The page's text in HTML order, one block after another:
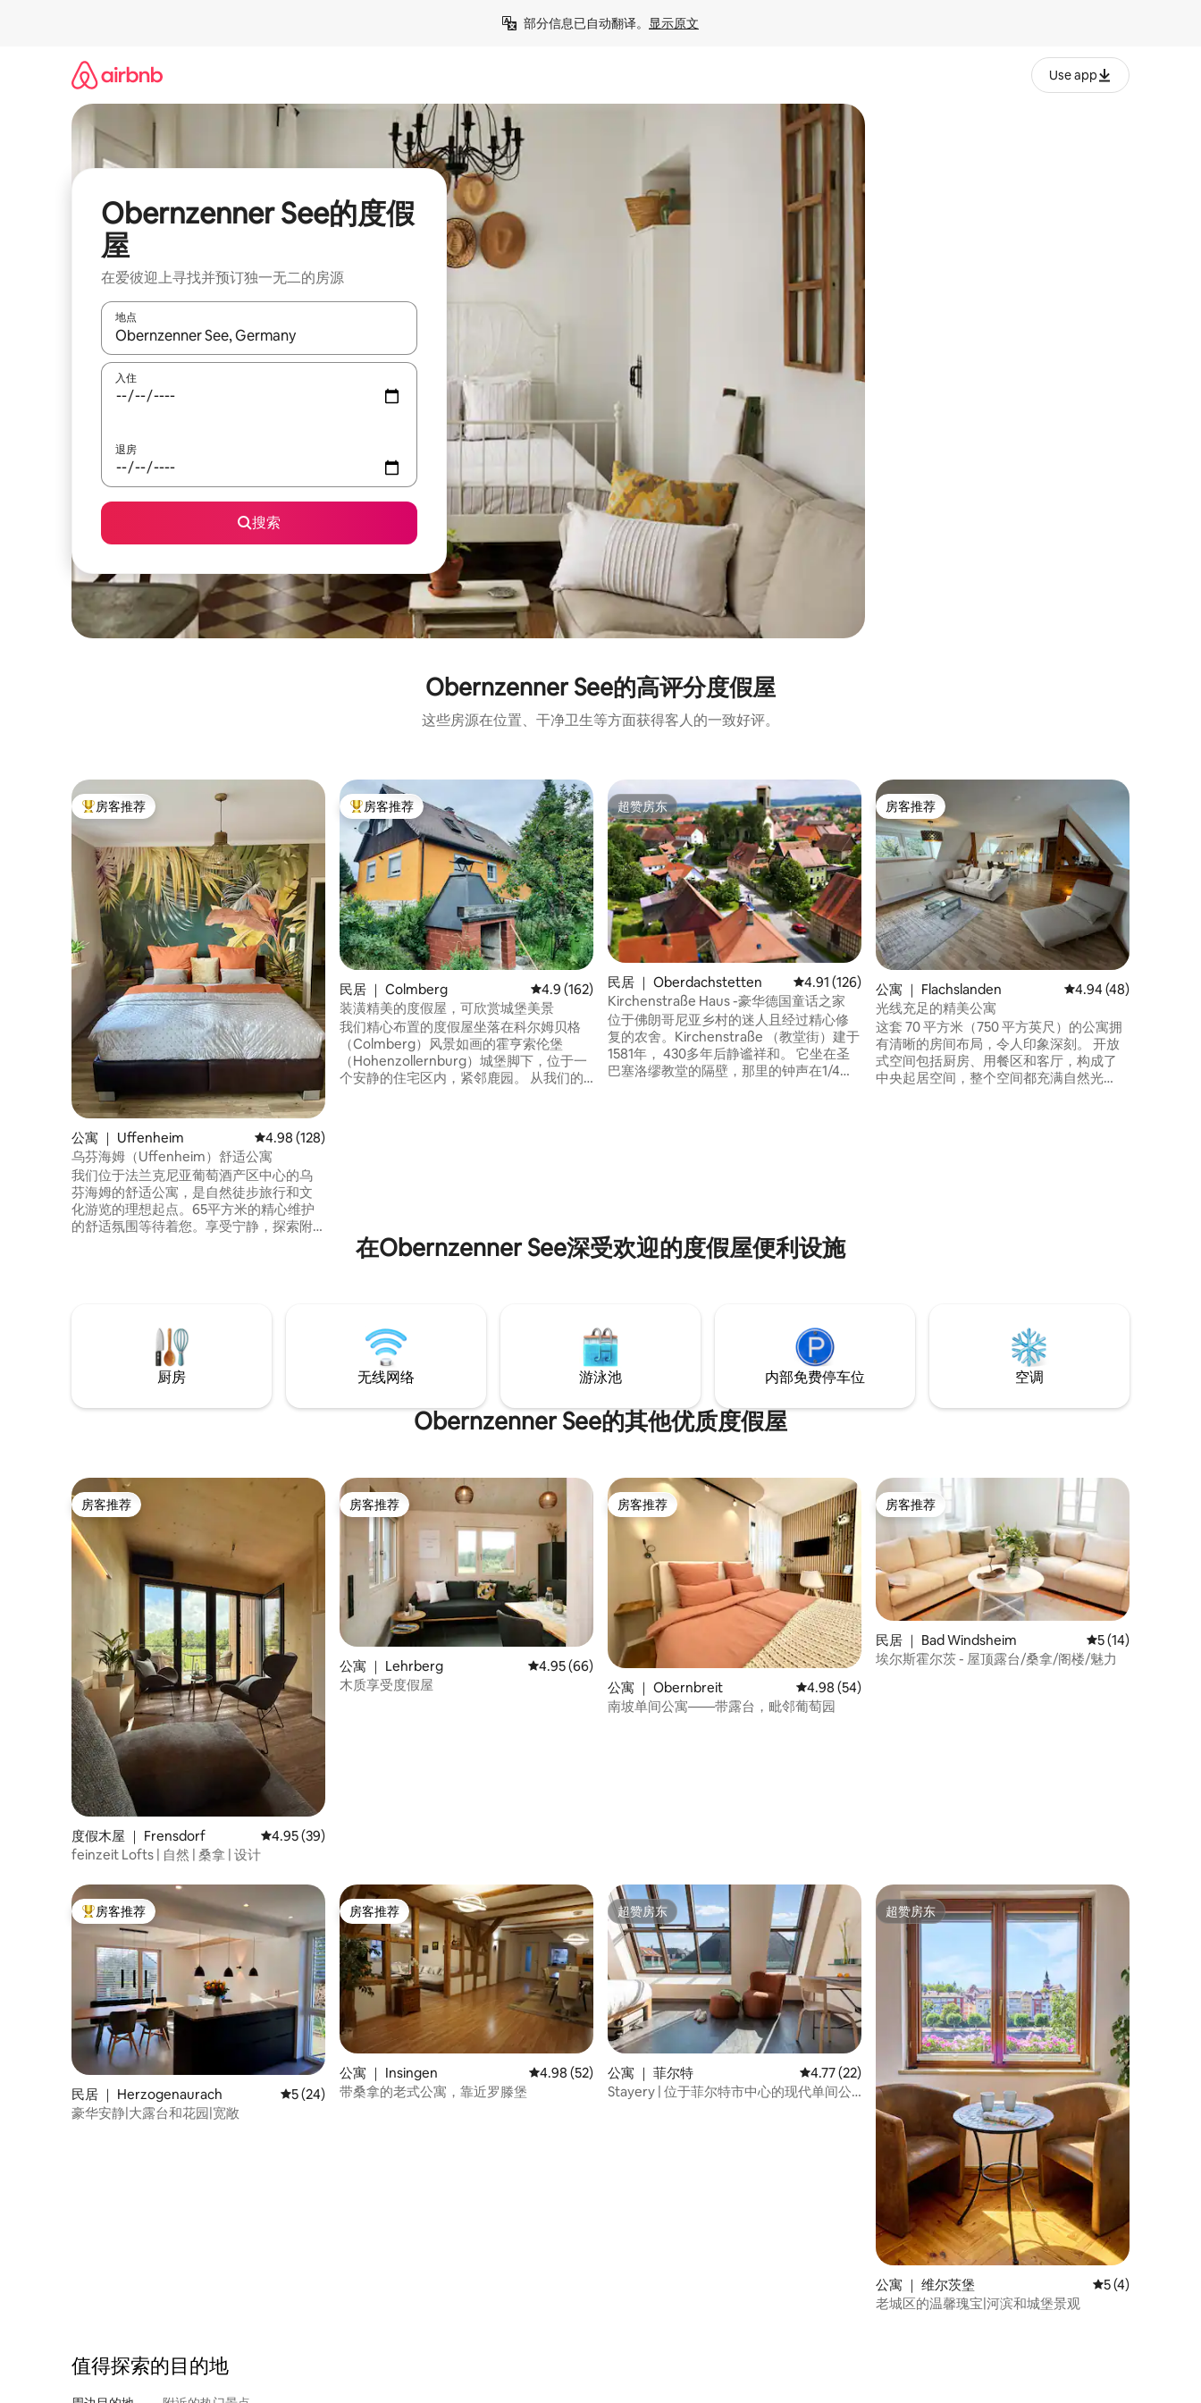
部分信息已自动翻译。 显示原文
Use app
Obernzenner See的度假
屋
在爱彼迎上寻找并预订独一无二的房源
地点
如有搜索结果，请使用上下方向键查看，或通过点击或滑动手势浏览。
入住
退房
搜索
Obernzenner See的高评分度假屋
这些房源在位置、干净卫生等方面获得客人的一致好评。
热门「房客推荐」
房客推荐
公寓 ｜ Uffenheim 平均评分 4.98 分（满分 5 分），共 128 条评价
4.98 (128)
乌芬海姆（Uffenheim）舒适公寓
我们位于法兰克尼亚葡萄酒产区中心的乌
芬海姆的舒适公寓，是自然徒步旅行和文
化游览的理想起点。65平方米的精心维护
的舒适氛围等待着您。享受宁静，探索附
（Fränkisches Freilandmuseum）放松身
心。当地餐厅和商店都在附近。
热门「房客推荐」
房客推荐
民居 ｜ Colmberg 平均评分 4.9 分（满分 5 分），共 162 条评价
4.9 (162)
装潢精美的度假屋，可欣赏城堡美景
我们精心布置的度假屋坐落在科尔姆贝格
（Colmberg）风景如画的霍亨索伦堡
（Hohenzollernburg）城堡脚下，位于一
个安静的住宅区内，紧邻鹿园。 从我们的
超赞房东
超赞房东
民居 ｜ Oberdachstetten 平均评分 4.91 分（满分 5 分），共 126 条评价
4.91 (126)
Kirchenstraße Haus -豪华德国童话之家
位于佛朗哥尼亚乡村的迷人且经过精心修
复的农舍。Kirchenstraße （教堂街）建于
1581年， 430多年后静谧祥和。 它坐在圣
巴塞洛缪教堂的隔壁，那里的钟声在1/4小
房客推荐
房客推荐
公寓 ｜ Flachslanden 平均评分 4.94 分（满
4.94 (48)
光线充足的精美公寓
这套 70 平方米（750 平方英尺）的公寓拥
有清晰的房间布局，令人印象深刻。 开放
式空间包括厨房、用餐区和客厅，构成了
中央起居空间，整个空间都充满自然光
在Obernzenner See深受欢迎的度假屋便利设施
厨房 无线网络 游泳池 内部免费停车位 空调
Obernzenner See的其他优质度假屋
房客推荐
房客推荐
度假木屋 ｜ Frensdorf 平均评分 4.95 分（满分 5 分），共 39 条评价
4.95 (39)
feinzeit Lofts | 自然 | 桑拿 | 设计
房客推荐
房客推荐
公寓 ｜ Lehrberg 平均评分 4.95 分（满分 5 分），共 66 条评价
4.95 (66)
木质享受度假屋
房客推荐
房客推荐
公寓 ｜ Obernbreit 平均评分 4.98 分（满分 5 分），共 54 条评价
4.98 (54)
南坡单间公寓——带露台，毗邻葡萄园
房客推荐
房客推荐
民居 ｜ Bad Windsheim 平均评分 5 分（满
5 (14)
埃尔斯霍尔茨 - 屋顶露台/桑拿/阁楼/魅力
热门「房客推荐」
房客推荐
民居 ｜ Herzogenaurach 平均评分 5 分（满分 5 分），共 24 条评价
5 (24)
豪华安静|大露台和花园|宽敞
房客推荐
房客推荐
公寓 ｜ Insingen 平均评分 4.98 分（满分 5 分），共 52 条评价
4.98 (52)
带桑拿的老式公寓，靠近罗滕堡
超赞房东
超赞房东
公寓 ｜ 菲尔特 平均评分 4.77 分（满分 5 分），共 22 条评价
4.77 (22)
Stayery | 位于菲尔特市中心的现代单间公
超赞房东
超赞房东
公寓 ｜ 维尔茨堡 平均评分 5 分（
5 (4)
老城区的温馨瑰宝|河滨和城堡景观
值得探索的目的地